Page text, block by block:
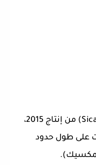
الفيلم متتابعة وتتمة لفيلم (Sicario) من إنتاج 2015،
على طول حدود